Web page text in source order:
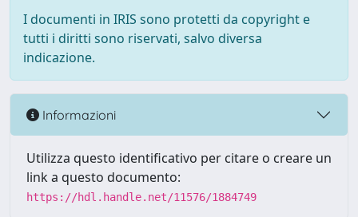
I documenti in IRIS sono protetti da copyright e
tutti i diritti sono riservati, salvo diversa
indicazione.
Informazioni
Utilizza questo identificativo per citare o creare un
link a questo documento:
https://hdl.handle.net/11576/1884749